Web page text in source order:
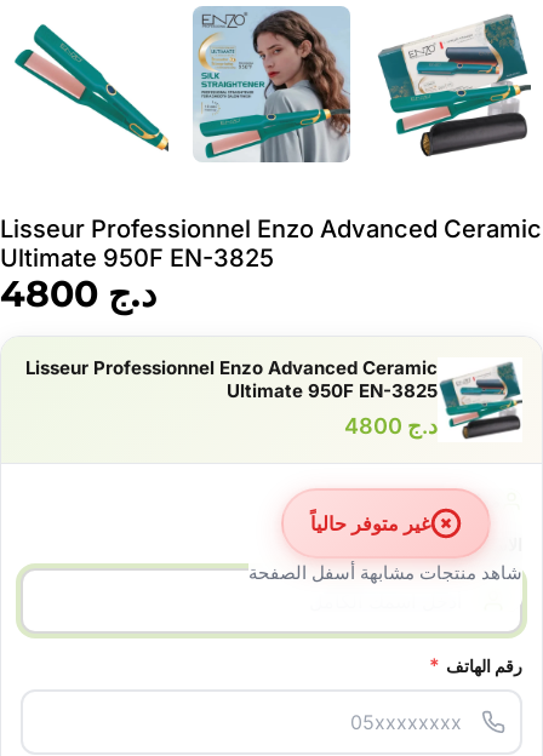
Lisseur Professionnel Enzo Advanced Ceramic
Ultimate 950F EN-3825
د.ج
Lisseur Professionnel Enzo Advanced Ceramic
Ultimate 950F EN-3825
د.ج
غير متوفر حالياً
شاهد منتجات مشابهة أسفل الصفحة
معلومات الزبون
الاسم الكامل
رقم الهاتف *